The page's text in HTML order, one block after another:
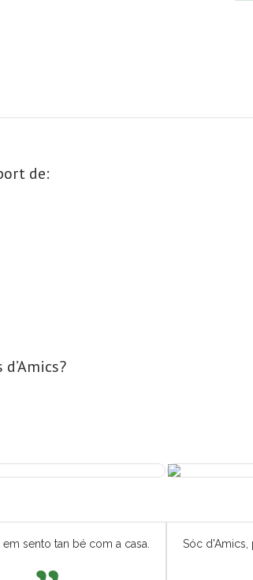
de:
sento tan bé com a casa. Sóc d'Amics,